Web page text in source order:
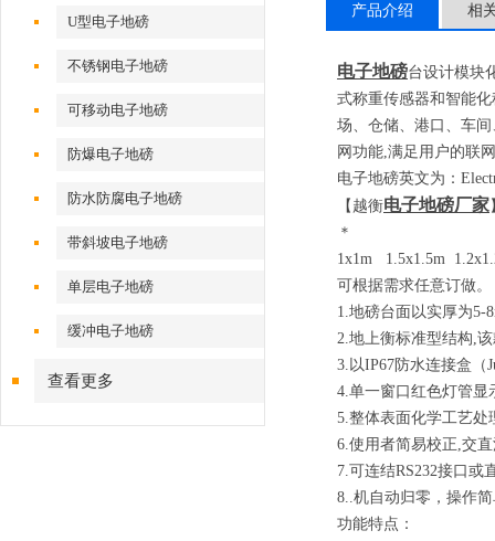
U型电子地磅
不锈钢电子地磅
可移动电子地磅
防爆电子地磅
防水防腐电子地磅
带斜坡电子地磅
单层电子地磅
缓冲电子地磅
查看更多
产品介绍 相
电子地磅台设计模块
式称重传感器和智能
场、仓储、港口、车
网功能,满足用户的联
电子地磅英文为：
【越衡电子地磅厂家
＊
1x1m 1.5x1.5m
可根据需求任意订做。
1.地磅台面以实厚为5-
2.地上衡标准型结构,
3. 以IP67防水连接盒（
4.单一窗口红色灯管显
5.整体表面化学工艺处
6.使用者简易校正,交
7.可连结RS232接口或
8..机自动归零，操作
功能特点：